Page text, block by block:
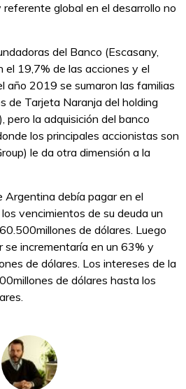
global en el desarrollo no
del Banco (Escasany,
el 19,7% de las acciones y el
año 2019 se sumaron las familias
de Tarjeta Naranja del holding
pero la adquisición del banco
los principales accionistas son
le da otra dimensión a la
debía pagar en el
vencimientos de su deuda un
de dólares. Luego
se incrementaría en un 63% y
de dólares. Los intereses de la
de dólares hasta los